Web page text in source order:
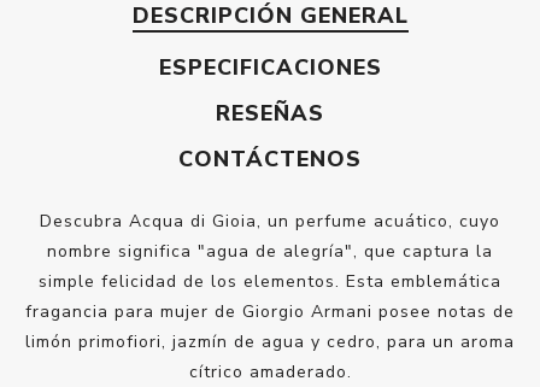
DESCRIPCIÓN GENERAL
ESPECIFICACIONES
RESEÑAS
CONTÁCTENOS
Descubra Acqua di Gioia, un perfume acuático, cuyo
nombre significa "agua de alegría", que captura la
simple felicidad de los elementos. Esta emblemática
fragancia para mujer de Giorgio Armani posee notas de
limón primofiori, jazmín de agua y cedro, para un aroma
cítrico amaderado.